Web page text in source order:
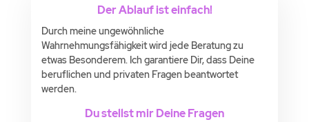
Der Ablauf ist einfach!
Durch meine ungewöhnliche
Wahrnehmungsfähigkeit wird jede Beratung zu
etwas Besonderem. Ich garantiere Dir, dass Deine
beruflichen und privaten Fragen beantwortet
werden.
Du stellst mir Deine Fragen